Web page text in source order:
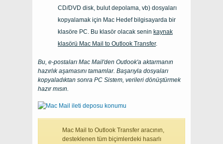
CD/DVD disk, bulut depolama, vb) dosyaları
kopyalamak için Mac Hedef bilgisayarda bir
klasöre PC. Bu klasör olacak senin kaynak
klasörü Mac Mail to Outlook Transfer.
Bu, e-postaları Mac Mail'den Outlook'a aktarmanın
hazırlık aşamasını tamamlar. Başarıyla dosyaları
kopyaladıktan sonra PC Sistem, verileri dönüştürmek
hazır mısın.
Mac Mail to Outlook Transfer aracının,
desteklenen tüm biçimlerdeki hasarlı